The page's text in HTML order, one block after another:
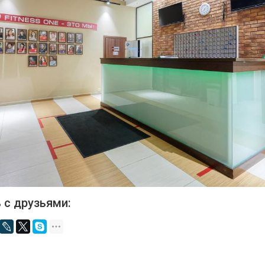
друзьями: